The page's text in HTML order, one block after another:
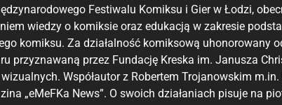
Festiwalu Komiksu i Gier w Łodzi,
wiedzy o komiksie oraz edukacją w zakresie
komiksu. Za działalność komiksową uhonorowany
przyznawaną przez Fundację Kreska im. Janusza
Współautor z Robertem Trojanowskim
„eMeFKa News”. O swoich działaniach pisuje na